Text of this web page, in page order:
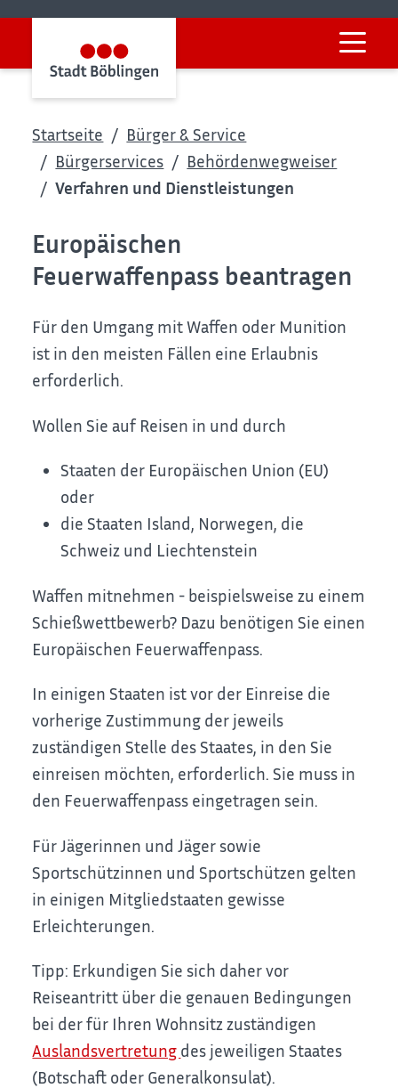
Startseite
Bürger & Service
Bürgerservices
Behördenwegweiser
Verfahren und Dienstleistungen
Europäischen
Feuerwaffenpass beantragen
Für den Umgang mit Waffen oder Munition
ist in den meisten Fällen eine Erlaubnis
erforderlich.
Wollen Sie auf Reisen in und durch
Staaten der Europäischen Union (EU)
oder
die Staaten Island, Norwegen, die
Schweiz und Liechtenstein
Waffen mitnehmen - beispielsweise zu einem
Schießwettbewerb? Dazu benötigen Sie einen
Europäischen Feuerwaffenpass.
In einigen Staaten ist vor der Einreise die
vorherige Zustimmung der jeweils
zuständigen Stelle des Staates, in den Sie
einreisen möchten, erforderlich. Sie muss in
den Feuerwaffenpass eingetragen sein.
Für Jägerinnen und Jäger sowie
Sportschützinnen und Sportschützen gelten
in einigen Mitgliedstaaten gewisse
Erleichterungen.
Tipp: Erkundigen Sie sich daher vor
Reiseantritt über die genauen Bedingungen
bei der für Ihren Wohnsitz zuständigen
Auslandsvertretung des jeweiligen Staates
(Botschaft oder Generalkonsulat).